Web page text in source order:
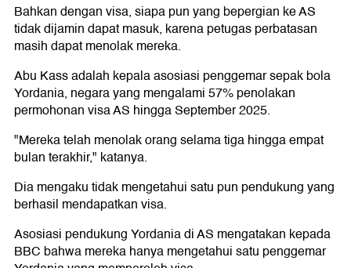
Bahkan dengan visa, siapa pun yang bepergian ke AS
tidak dijamin dapat masuk, karena petugas perbatasan
masih dapat menolak mereka.
Abu Kass adalah kepala asosiasi penggemar sepak bola
Yordania, negara yang mengalami 57% penolakan
permohonan visa AS hingga September 2025.
"Mereka telah menolak orang selama tiga hingga empat
bulan terakhir," katanya.
Dia mengaku tidak mengetahui satu pun pendukung yang
berhasil mendapatkan visa.
Asosiasi pendukung Yordania di AS mengatakan kepada
BBC bahwa mereka hanya mengetahui satu penggemar